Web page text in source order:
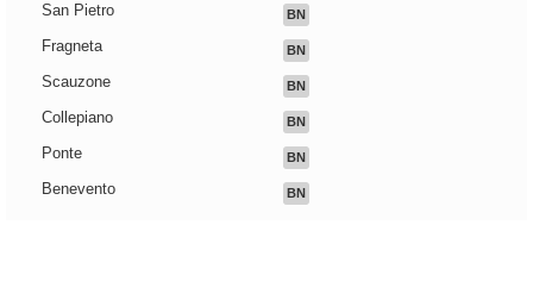
San Pietro BN
Fragneta BN
Scauzone BN
Collepiano BN
Ponte BN
Benevento BN